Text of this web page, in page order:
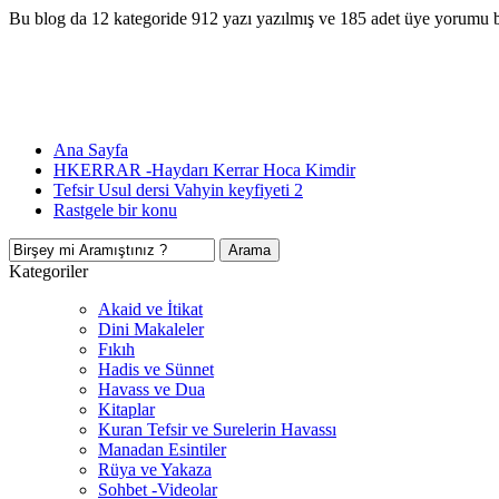
Bu blog da 12 kategoride 912 yazı yazılmış ve 185 adet üye yorumu
Ana Sayfa
HKERRAR -Haydarı Kerrar Hoca Kimdir
Tefsir Usul dersi Vahyin keyfiyeti 2
Rastgele bir konu
Kategoriler
Akaid ve İtikat
Dini Makaleler
Fıkıh
Hadis ve Sünnet
Havass ve Dua
Kitaplar
Kuran Tefsir ve Surelerin Havassı
Manadan Esintiler
Rüya ve Yakaza
Sohbet -Videolar